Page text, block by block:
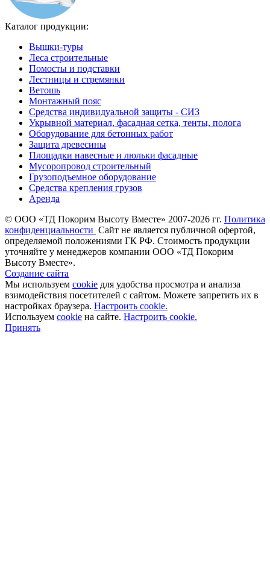
Каталог продукции:
Вышки-туры
Леса строительные
Помосты и подставки
Лестницы и стремянки
Ветошь
Монтажный пояс
Средства индивидуальной защиты - СИЗ
Укрывной материал, фасадная сетка, тенты, полога
Оборудование для бетонных работ
Защита древесины
Площадки навесные и люльки фасадные
Мусоропровод строительный
Грузоподъемное оборудование
Средства крепления грузов
Аренда
© ООО «ТД Покорим Высоту Вместе» 2007-2026 гг. Политика
конфиденциальности Cайт не является публичной офертой,
определяемой положениями ГК РФ. Стоимость продукции
уточняйте у менеджеров компании ООО «ТД Покорим
Высоту Вместе».
Создание сайта
Мы используем cookie для удобства просмотра и анализа
взимодействия посетителей с сайтом. Можете запретить их в
настройках браузера. Настроить cookie.
Используем cookie на сайте. Настроить cookie.
Принять